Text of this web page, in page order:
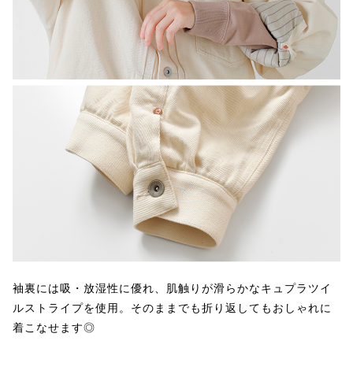
袖裏には吸・放湿性に優れ、肌触りが滑らかなキュプラツイ
ルストライプを使用。そのままでも折り返してもおしゃれに
着こなせます◎